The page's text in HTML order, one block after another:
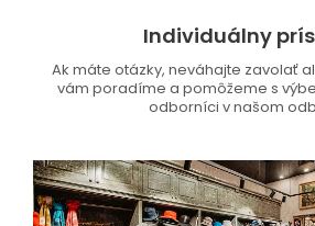
Individuálny
Ak máte otázky, neváhajte zavolať
vám poradíme a pomôžeme s
odborníci v našom